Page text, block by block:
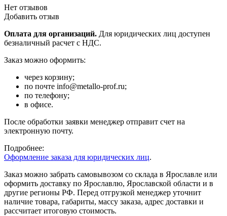
Нет отзывов
Добавить отзыв
Оплата для организаций. Для юридических лиц доступен
безналичный расчет с НДС.
Заказ можно оформить:
через корзину;
по почте info@metallo-prof.ru;
по телефону;
в офисе.
После обработки заявки менеджер отправит счет на
электронную почту.
Подробнее:
Оформление заказа для юридических лиц.
Заказ можно забрать самовывозом со склада в Ярославле или
оформить доставку по Ярославлю, Ярославской области и в
другие регионы РФ. Перед отгрузкой менеджер уточнит
наличие товара, габариты, массу заказа, адрес доставки и
рассчитает итоговую стоимость.